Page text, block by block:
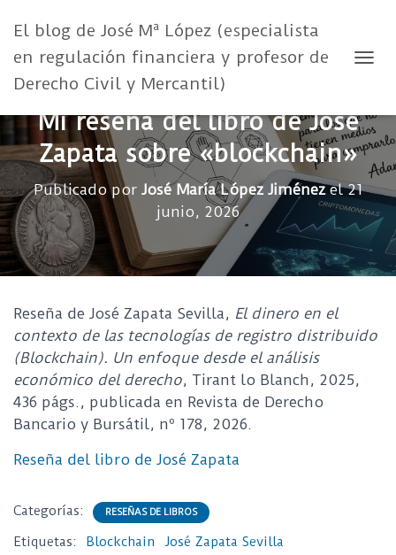
El blog de José Mª López (especialista
en regulación financiera y profesor de
Derecho Civil y Mercantil)
Mi reseña del libro de José
Zapata sobre «blockchain»
Publicado por José María López Jiménezel21
junio, 2026
Reseña de José Zapata Sevilla, El dinero en el
contexto de las tecnologías de registro distribuido
(Blockchain). Un enfoque desde el análisis
económico del derecho, Tirant lo Blanch, 2025,
436 págs., publicada en Revista de Derecho
Bancario y Bursátil, nº 178, 2026.
Reseña del libro de José Zapata
Categorías: RESEÑAS DE LIBROS
Etiquetas: Blockchain
José Zapata Sevilla